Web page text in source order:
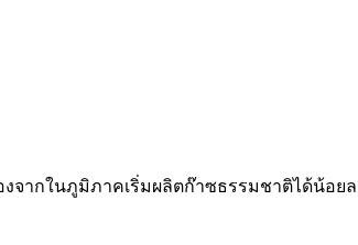
ากในภูมิภาคเริ่มผลิตก๊าซธรรมชาติได้น้อย